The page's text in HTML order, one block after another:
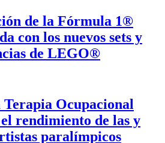
de la Fórmula 1®
con los nuevos sets y
de LEGO®
Terapia Ocupacional
rendimiento de las y
paralímpicos